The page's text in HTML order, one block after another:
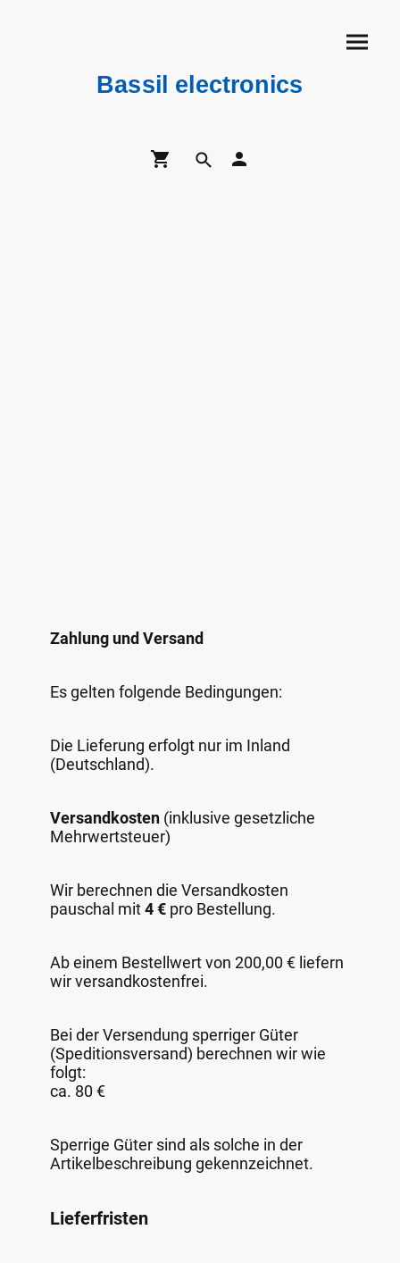
Bassil electronics
Zahlung und Versand
Es gelten folgende Bedingungen:
Die Lieferung erfolgt nur im Inland
(Deutschland).
Versandkosten (inklusive gesetzliche
Mehrwertsteuer)
Wir berechnen die Versandkosten
pauschal mit4 € pro Bestellung.
Ab einem Bestellwert von 200,00 € liefern
wir versandkostenfrei.
Bei der Versendung sperriger Güter
(Speditionsversand) berechnen wir wie
folgt:
ca. 80 €
Sperrige Güter sind als solche in der
Artikelbeschreibung gekennzeichnet.
Lieferfristen